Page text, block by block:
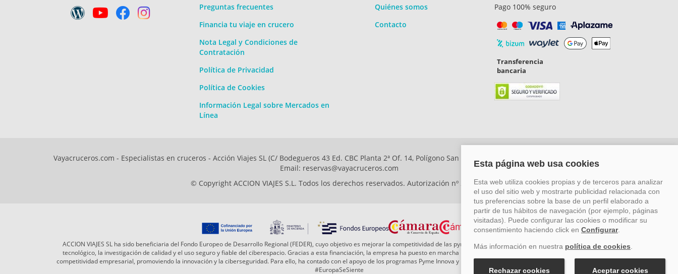
Preguntas frecuentes
Financia tu viaje en crucero
Nota Legal y Condiciones de
Contratación
Política de Privacidad
Política de Cookies
Información Legal sobre Mercados en
Línea
Quiénes somos
Contacto
Pago 100% seguro
Transferencia
bancaria
Vayacruceros.com - Especialistas en cruceros - Acción Viajes SL (C/ Bodegueros 43 Ed. CBC Planta 2ª Of. 14, Polígono San Rafael, Málaga. CP: 29006) Tel: +34 917 815 555 -
Email: reservas@vayacruceros.com
© Copyright ACCION VIAJES S.L. Todos los derechos reservados. Autorización nº 29780-2
ACCION VIAJES SL ha sido beneficiaria del Fondo Europeo de Desarrollo Regional (FEDER), cuyo objetivo es mejorar la competitividad de las pymes mediante el impulso de la innovación, el desarrollo
tecnológico, la investigación de calidad y el uso seguro y fiable del ciberespacio. Gracias a esta financiación, la empresa ha puesto en marcha un Plan de Acción durante el año 2026 para reforzar su
competitividad empresarial, promoviendo la innovación y la ciberseguridad. Para ello, ha contado con el apoyo de los programas Pyme Innova y Pyme Cibersegura de la Cámara de Comercio de Málaga.
#EuropaSeSiente